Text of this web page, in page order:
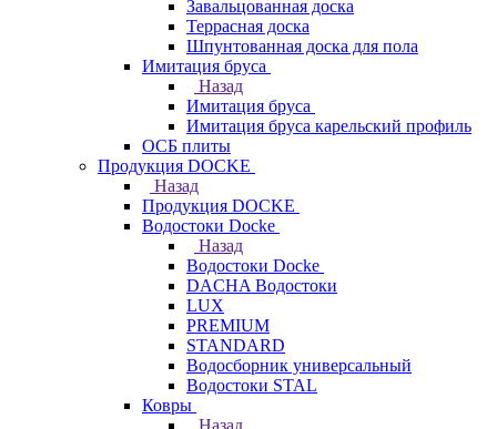
Завальцованная доска
Террасная доска
Шпунтованная доска для пола
Имитация бруса
Назад
Имитация бруса
Имитация бруса карельский профиль
ОСБ плиты
Продукция DOCKE
Назад
Продукция DOCKE
Водостоки Docke
Назад
Водостоки Docke
DACHA Водостоки
LUX
PREMIUM
STANDARD
Водосборник универсальный
Водостоки STAL
Ковры
Назад